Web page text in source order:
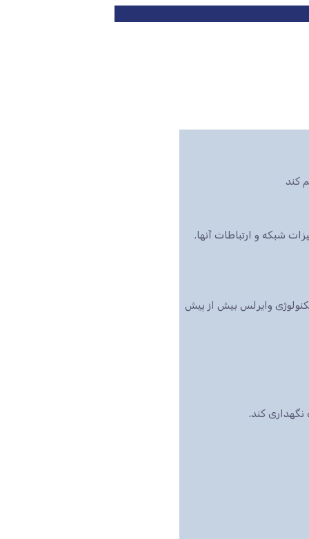
کند
شبکه و ارتباطات آنها.
وایرلس بیش از پیش
کند.